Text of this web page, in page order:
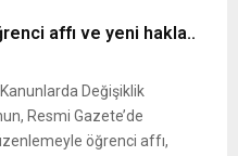
affı ve yeni hakla..
Değişiklik
Resmi Gazete’de
öğrenci affı,